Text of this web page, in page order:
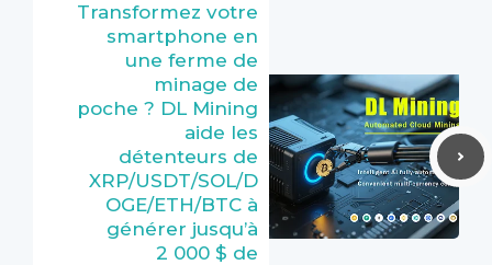
Transformez votre
smartphone en
une ferme de
minage de
poche ? DL Mining
aide les
détenteurs de
XRP/USDT/SOL/D
OGE/ETH/BTC à
générer jusqu’à
2 000 $ de